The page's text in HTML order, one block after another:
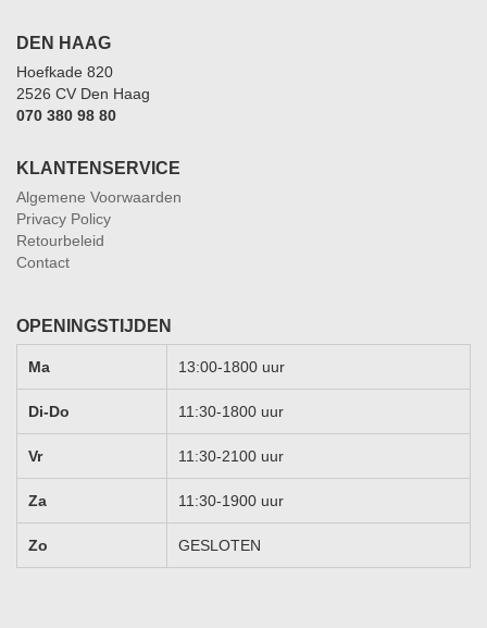
DEN HAAG
Hoefkade 820
2526 CV Den Haag
070 380 98 80
KLANTENSERVICE
Algemene Voorwaarden
Privacy Policy
Retourbeleid
Contact
OPENINGSTIJDEN
Ma 13:00-1800 uur
Di-Do 11:30-1800 uur
Vr 11:30-2100 uur
Za 11:30-1900 uur
Zo GESLOTEN